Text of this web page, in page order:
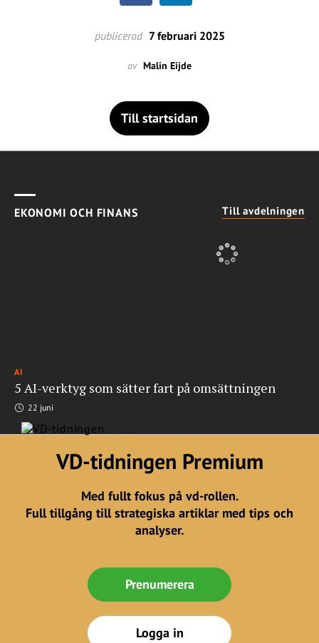
publicerad 7 februari 2025
av Malin Eijde
Till startsidan
EKONOMI OCH FINANS Till avdelningen
AI
5 AI-verktyg som sätter fart på omsättningen
22 juni
VD-tidningen Premium
Med fullt fokus på vd-rollen.
Full tillgång till strategiska artiklar med tips och
analyser.
Prenumerera
Logga in